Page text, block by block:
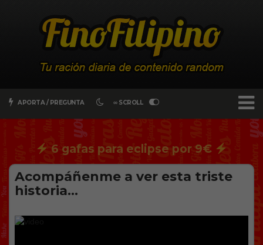
APORTA / PREGUNTA ∞ SCROLL
6 gafas para eclipse por 9€
Acompáñenme a ver esta triste
historia…